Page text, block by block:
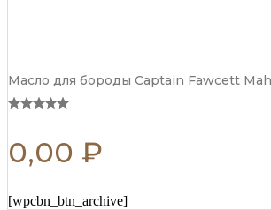
Масло для бороды Captain Fawcett
0,00 ₽
[wpcbn_btn_archive]